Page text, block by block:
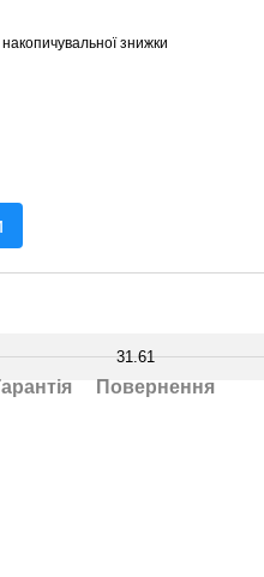
знижки
31.61
Повернення